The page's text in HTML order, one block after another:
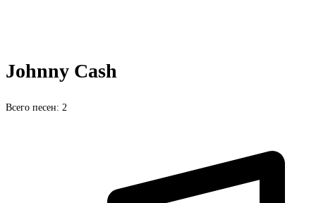
Johnny Cash
Всего песен: 2